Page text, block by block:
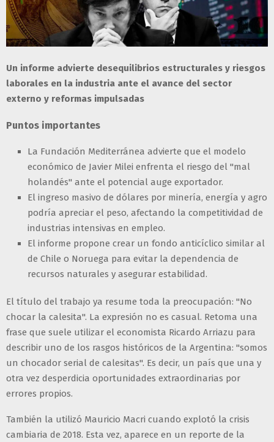
Un informe advierte desequilibrios estructurales y riesgos
laborales en la industria ante el avance del sector
externo y reformas impulsadas
Puntos importantes
La Fundación Mediterránea advierte que el modelo
económico de Javier Milei enfrenta el riesgo del "mal
holandés" ante el potencial auge exportador.
El ingreso masivo de dólares por minería, energía y agro
podría apreciar el peso, afectando la competitividad de
industrias intensivas en empleo.
El informe propone crear un fondo anticíclico similar al
de Chile o Noruega para evitar la dependencia de
recursos naturales y asegurar estabilidad.
El título del trabajo ya resume toda la preocupación: "No
chocar la calesita". La expresión no es casual. Retoma una
frase que suele utilizar el economista Ricardo Arriazu para
describir uno de los rasgos históricos de la Argentina: "somos
un chocador serial de calesitas". Es decir, un país que una y
otra vez desperdicia oportunidades extraordinarias por
errores propios.
También la utilizó Mauricio Macri cuando explotó la crisis
cambiaria de 2018. Esta vez, aparece en un reporte de la